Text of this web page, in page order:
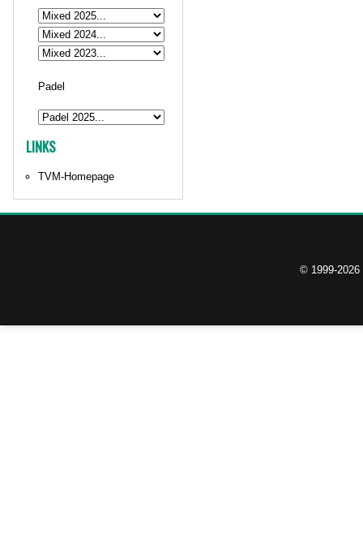
Padel
LINKS
TVM-Homepage
© 1999-2026